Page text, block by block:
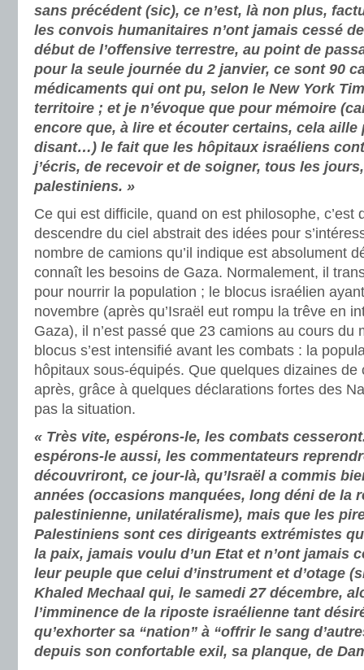
sans précédent (sic), ce n’est, là non plus,
les convois humanitaires n’ont jamais cessé
début de l’offensive terrestre, au point de
pour la seule journée du 2 janvier, ce sont 90
médicaments qui ont pu, selon le New York
territoire ; et je n’évoque que pour mémoire
encore que, à lire et écouter certains, cela aille
disant…) le fait que les hôpitaux israéliens
j’écris, de recevoir et de soigner, tous les
palestiniens. »
Ce qui est difficile, quand on est philosophe, c’est
descendre du ciel abstrait des idées pour
nombre de camions qu’il indique est absolument
connaît les besoins de Gaza. Normalement, il
pour nourrir la population ; le blocus israélien
novembre (après qu’Israël eut rompu la trêve en
Gaza), il n’est passé que 23 camions au cours du
blocus s’est intensifié avant les combats : la
hôpitaux sous-équipés. Que quelques dizaines
après, grâce à quelques déclarations fortes des
pas la situation.
« Très vite, espérons-le, les combats
espérons-le aussi, les commentateurs
découvriront, ce jour-là, qu’Israël a commis
années (occasions manquées, long déni de la
palestinienne, unilatéralisme), mais que les
Palestiniens sont ces dirigeants extrémistes
la paix, jamais voulu d’un Etat et n’ont jamais
leur peuple que celui d’instrument et d’otage
Khaled Mechaal qui, le samedi 27 décembre,
l’imminence de la riposte israélienne tant
qu’exhorter sa “nation” à “offrir le sang
depuis son confortable exil, sa planque, de